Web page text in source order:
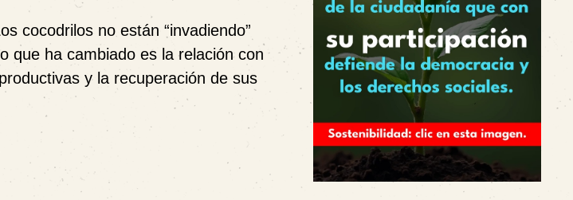
cocodrilos no están “invadiendo”
que ha cambiado es la relación con
y la recuperación de sus